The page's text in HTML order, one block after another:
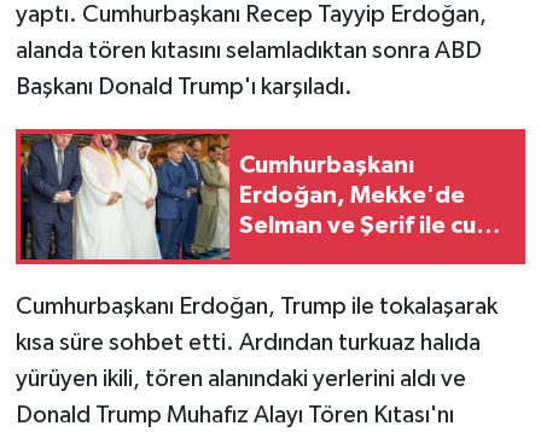
yaptı. Cumhurbaşkanı Recep Tayyip Erdoğan,
alanda tören kıtasını selamladıktan sonra ABD
Başkanı Donald Trump'ı karşıladı.
Cumhurbaşkanı
Erdoğan, Mekke'de
Selman ve Şerif ile cuma
Cumhurbaşkanı Erdoğan, Trump ile tokalaşarak
kısa süre sohbet etti. Ardından turkuaz halıda
yürüyen ikili, tören alanındaki yerlerini aldı ve
Donald Trump Muhafız Alayı Tören Kıtası'nı